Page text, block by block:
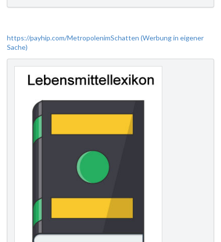
https://payhip.com/MetropolenimSchatten (Werbung in eigener
Sache)